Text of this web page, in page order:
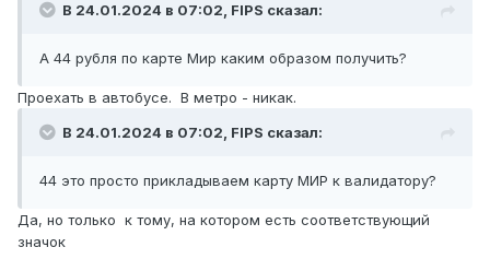
В 24.01.2024 в 07:02, FIPS сказал:
А 44 рубля по карте Мир каким образом получить?
Проехать в автобусе. В метро - никак.
В 24.01.2024 в 07:02, FIPS сказал:
44 это просто прикладываем карту МИР к валидатору?
Да, но только к тому, на котором есть соответствующий
значок